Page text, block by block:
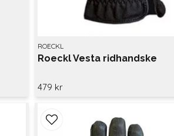
ROECKL
Roeckl Vesta ridhandske
479 kr